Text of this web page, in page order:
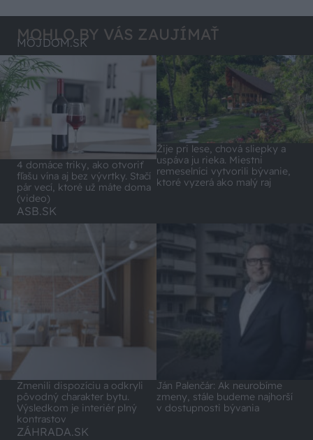
MOHLO BY VÁS ZAUJÍMAŤ
MÔJDOM.SK
4 domáce triky, ako otvoriť
fľašu vína aj bez vývrtky. Stačí
pár vecí, ktoré už máte doma
(video)
Žije pri lese, chová sliepky a
uspáva ju rieka. Miestni
remeselníci vytvorili bývanie,
ktoré vyzerá ako malý raj
ASB.SK
Zmenili dispozíciu a odkryli
pôvodný charakter bytu.
Výsledkom je interiér plný
kontrastov
Ján Palenčár: Ak neurobíme
zmeny, stále budeme najhorší
v dostupnosti bývania
ZÁHRADA.SK